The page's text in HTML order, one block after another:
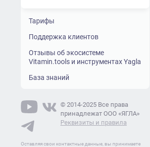
Тарифы
Поддержка клиентов
Отзывы об экосистеме
Vitamin.tools и инструментах Yagla
База знаний
© 2014-2025 Все права
принадлежат ООО «ЯГЛА»
Реквизиты и правила
Оставляя свои контактные данные, вы принимаете